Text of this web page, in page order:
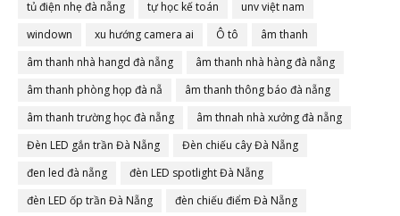
tủ điện nhẹ đà nẵng
tự học kế toán
unv việt nam
windown
xu hướng camera ai Ô tô
âm thanh
âm thanh nhà hangd đà nẵng
âm thanh nhà hàng đà nẵng
âm thanh phòng họp đà nẵ
âm thanh thông báo đà nẵng
âm thanh trường học đà nẵng
âm thnah nhà xưởng đà nẵng
Đèn LED gắn trần Đà Nẵng
Đèn chiếu cây Đà Nẵng
đen led đà nẵng
đèn LED spotlight Đà Nẵng
đèn LED ốp trần Đà Nẵng
đèn chiếu điểm Đà Nẵng